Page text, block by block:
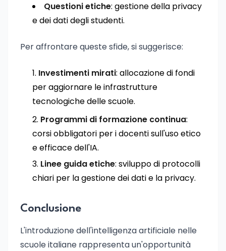
Questioni etiche: gestione della privacy
e dei dati degli studenti.
Per affrontare queste sfide, si suggerisce:
Investimenti mirati: allocazione di fondi
per aggiornare le infrastrutture
tecnologiche delle scuole.
Programmi di formazione continua:
corsi obbligatori per i docenti sull'uso etico
e efficace dell'IA.
Linee guida etiche: sviluppo di protocolli
chiari per la gestione dei dati e la privacy.
Conclusione
L'introduzione dell'intelligenza artificiale nelle
scuole italiane rappresenta un'opportunità